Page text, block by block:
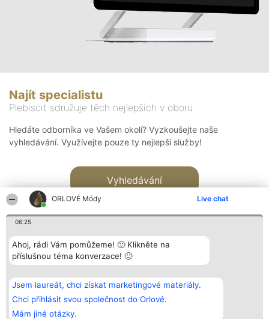
ORLOVÉ Módy Live chat
06:25
Ahoj, rádi Vám pomůžeme! 🙂 Klikněte na
příslušnou téma konverzace! 🙂
Jsem laureát, chci získat marketingové materiály.
Chci přihlásit svou společnost do Orlové.
Mám jiné otázky.
Najít specialistu
Plebiscit sdružuje těch nejlepších v oboru
Hledáte odborníka ve Vašem okolí? Vyzkoušejte naše
vyhledávání. Využívejte pouze ty nejlepší služby!
Vyhledávání
Bright Side Solutions sp. z o.
o. sp. k.
ul. Ruska 22
Wrocław 50-079
KRS 0000749100 | Regon
Vítězové
Seznam všech
laureátů
Zásady
Kontakt